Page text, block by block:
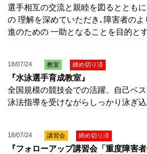
選手相互の交流と親睦を図るととも
の 理解を深めていただき､障害者の
進のための 一助となることを目的と
18/07/24 教室 締め切り済
『水泳選手育成教室』
全国規模の競技会での活躍、自己ベ
泳法指導を受けながらしっかり泳ぎ込
18/07/24 講習会 締め切り済
『フォローアップ講習会「重度障害